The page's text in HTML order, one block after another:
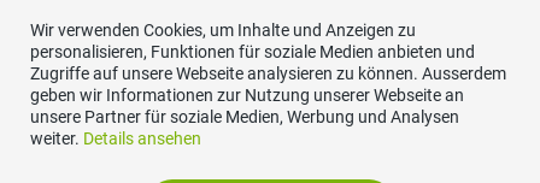
abonnieren
Wir verwenden Cookies, um Inhalte und Anzeigen zu
personalisieren, Funktionen für soziale Medien anbieten und
Zugriffe auf unsere Webseite analysieren zu können. Ausserdem
geben wir Informationen zur Nutzung unserer Webseite an
unsere Partner für soziale Medien, Werbung und Analysen
weiter. Details ansehen